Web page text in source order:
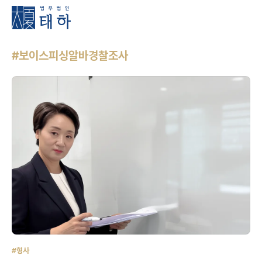
#보이스피싱알바경찰조사
#형사